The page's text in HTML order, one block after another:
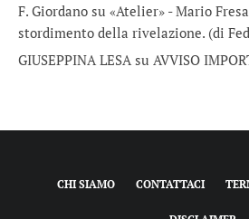
F. Giordano su «Atelier» - Mario Fresa
stordimento della rivelazione. (di
GIUSEPPINA LESA su AVVISO
CHI SIAMO CONTATTACI